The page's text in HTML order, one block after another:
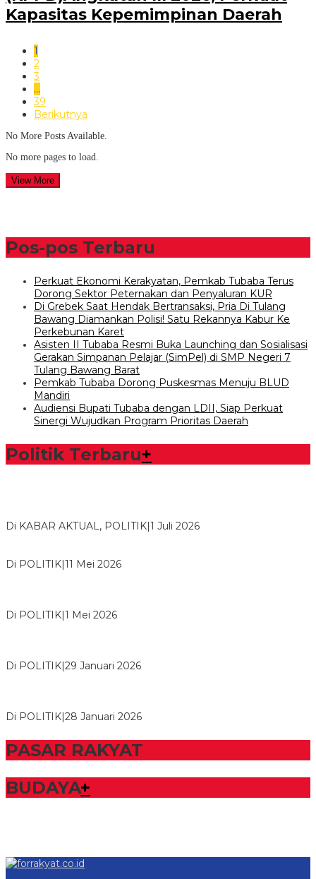
Kapasitas Kepemimpinan Daerah
1
2
3
…
39
Berikutnya
No More Posts Available.
No more pages to load.
View More
Pos-pos Terbaru
Perkuat Ekonomi Kerakyatan, Pemkab Tubaba Terus
Dorong Sektor Peternakan dan Penyaluran KUR
Di Grebek Saat Hendak Bertransaksi, Pria Di Tulang
Bawang Diamankan Polisi! Satu Rekannya Kabur Ke
Perkebunan Karet
Asisten II Tubaba Resmi Buka Launching dan Sosialisasi
Gerakan Simpanan Pelajar (SimPel) di SMP Negeri 7
Tulang Bawang Barat
Pemkab Tubaba Dorong Puskesmas Menuju BLUD
Mandiri
Audiensi Bupati Tubaba dengan LDII, Siap Perkuat
Sinergi Wujudkan Program Prioritas Daerah
Politik Terbaru+
Di KABAR AKTUAL, POLITIK 1 Juli 2026
Di POLITIK 11 Mei 2026
Di POLITIK 1 Mei 2026
Di POLITIK 29 Januari 2026
Di POLITIK 28 Januari 2026
PASAR RAKYAT
BUDAYA+